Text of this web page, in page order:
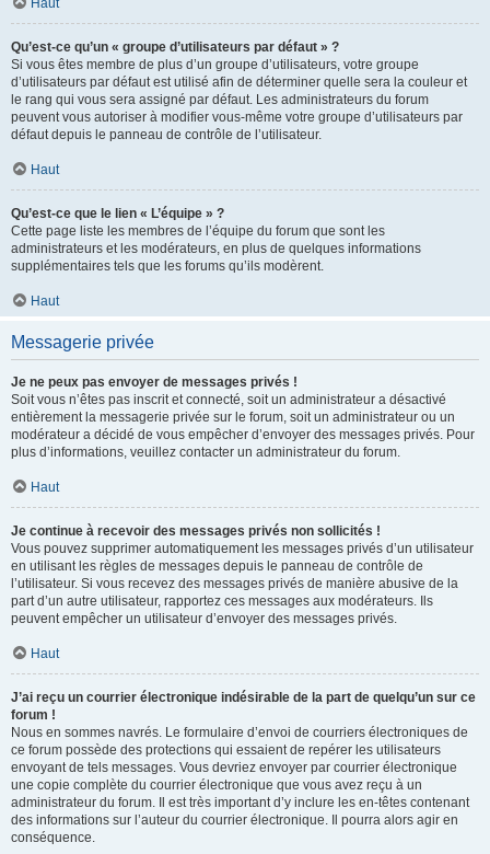
Haut
Qu’est-ce qu’un « groupe d’utilisateurs par défaut » ?
Si vous êtes membre de plus d’un groupe d’utilisateurs, votre groupe
d’utilisateurs par défaut est utilisé afin de déterminer quelle sera la couleur et
le rang qui vous sera assigné par défaut. Les administrateurs du forum
peuvent vous autoriser à modifier vous-même votre groupe d’utilisateurs par
défaut depuis le panneau de contrôle de l’utilisateur.
Haut
Qu’est-ce que le lien « L’équipe » ?
Cette page liste les membres de l’équipe du forum que sont les
administrateurs et les modérateurs, en plus de quelques informations
supplémentaires tels que les forums qu’ils modèrent.
Haut
Messagerie privée
Je ne peux pas envoyer de messages privés !
Soit vous n’êtes pas inscrit et connecté, soit un administrateur a désactivé
entièrement la messagerie privée sur le forum, soit un administrateur ou un
modérateur a décidé de vous empêcher d’envoyer des messages privés. Pour
plus d’informations, veuillez contacter un administrateur du forum.
Haut
Je continue à recevoir des messages privés non sollicités !
Vous pouvez supprimer automatiquement les messages privés d’un utilisateur
en utilisant les règles de messages depuis le panneau de contrôle de
l’utilisateur. Si vous recevez des messages privés de manière abusive de la
part d’un autre utilisateur, rapportez ces messages aux modérateurs. Ils
peuvent empêcher un utilisateur d’envoyer des messages privés.
Haut
J’ai reçu un courrier électronique indésirable de la part de quelqu’un sur ce
forum !
Nous en sommes navrés. Le formulaire d’envoi de courriers électroniques de
ce forum possède des protections qui essaient de repérer les utilisateurs
envoyant de tels messages. Vous devriez envoyer par courrier électronique
une copie complète du courrier électronique que vous avez reçu à un
administrateur du forum. Il est très important d’y inclure les en-têtes contenant
des informations sur l’auteur du courrier électronique. Il pourra alors agir en
conséquence.